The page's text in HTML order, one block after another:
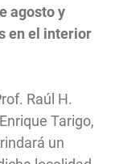
agosto y
en el interior
Raúl H.
Tarigo,
un